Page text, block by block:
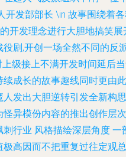
开发部部长 \in 故事围绕着
开发理念进行大胆地搞笑展
剧,开创一场全然不同的反
级接上不满开发时间延后
成长的故事趣线同时更由此
发出大胆逆转引发全新构思
异模份内容的推出创作层次
行业 风格描绘深层角度 一
高因而不把重复过往定观总